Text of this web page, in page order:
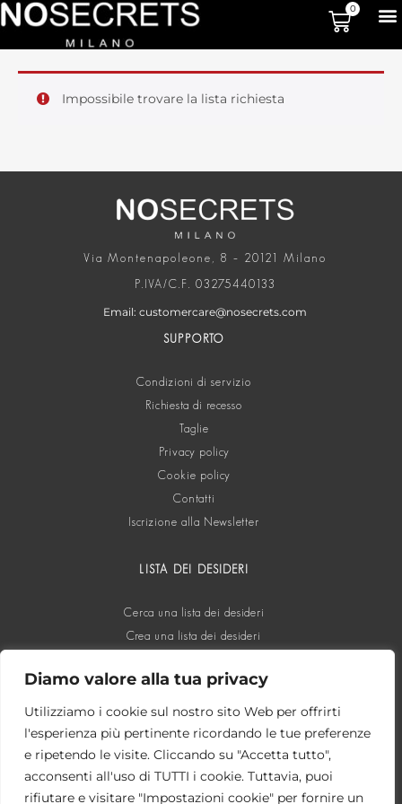
Diamo valore alla tua privacy
Utilizziamo i cookie sul nostro sito Web per offrirti
l'esperienza più pertinente ricordando le tue preferenze
e ripetendo le visite. Cliccando su "Accetta tutto",
acconsenti all'uso di TUTTI i cookie. Tuttavia, puoi
rifiutare e visitare "Impostazioni cookie" per fornire un
0
Impossibile trovare la lista richiesta
Via Montenapoleone, 8 – 20121 Milano
P.IVA/C.F. 03275440133
Email: customercare@nosecrets.com
SUPPORTO
Condizioni di servizio
Richiesta di recesso
Taglie
Privacy policy
Cookie policy
Contatti
Iscrizione alla Newsletter
LISTA DEI DESIDERI
Cerca una lista dei desideri
Crea una lista dei desideri
SOCIAL